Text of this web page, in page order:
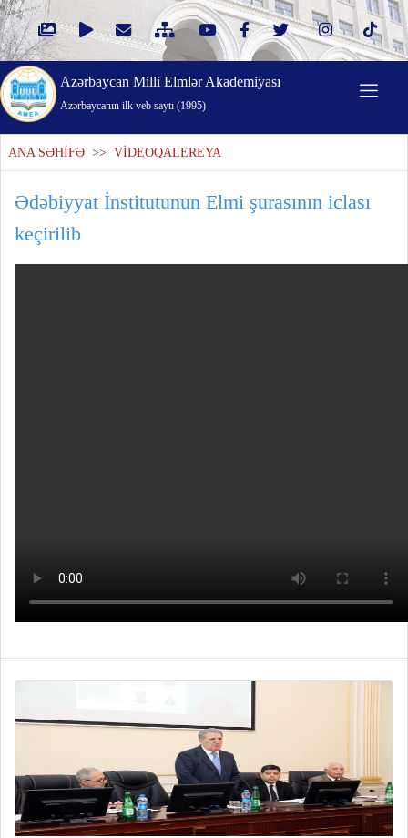
Azərbaycan Milli Elmlər Akademiyası
Azərbaycanın ilk veb saytı (1995)
ANA SƏHİFƏ >> VİDEOQALEREYA
Ədəbiyyat İnstitutunun Elmi şurasının iclası
keçirilib